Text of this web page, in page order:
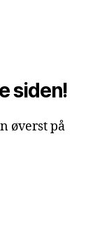
siden!
øverst på